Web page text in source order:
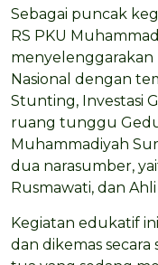
Sebagai puncak
RS PKU
menyelenggarakan
Nasional dengan
Stunting, Investasi
ruang tunggu
Muhammadiyah
dua narasumber,
Rusmawati, dan
Kegiatan edukatif
dan dikemas secara